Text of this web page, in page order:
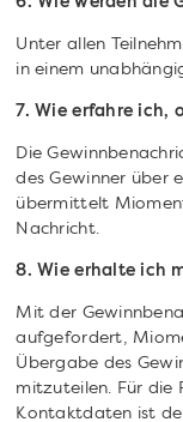
Unter allen
in einem
7. Wie erfahre ich,
Die
des Gewinner über
übermittelt
Nachricht.
8. Wie erhalte ich
Mit der
aufgefordert,
Übergabe des
mitzuteilen. Für die
Kontaktdaten ist